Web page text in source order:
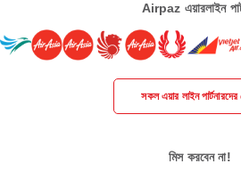
Airpaz এয়ারলাইন
সকল এয়ার লাইন
মিস করবেন না!